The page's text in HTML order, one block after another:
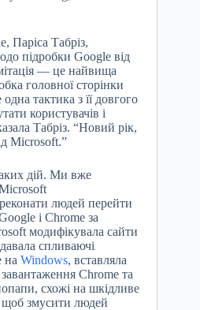
Паріса Табріз,
підробки Google від
— це найвища
головної сторінки
тактика з її довгого
користувачів і
Табріз. “Новий рік,
Microsoft.”
дій. Ми вже
людей перейти
і Chrome за
модифікувала сайти
спливаючі
на Windows, вставляла
Chrome та
схожі на шкідливе
щоб змусити людей